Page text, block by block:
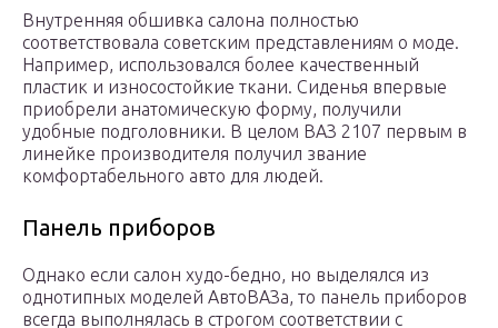
Внутренняя обшивка салона полностью
соответствовала советским представлениям о моде.
Например, использовался более качественный
пластик и износостойкие ткани. Сиденья впервые
приобрели анатомическую форму, получили
удобные подголовники. В целом ВАЗ 2107 первым в
линейке производителя получил звание
комфортабельного авто для людей.
Панель приборов
Однако если салон худо-бедно, но выделялся из
однотипных моделей АвтоВАЗа, то панель приборов
всегда выполнялась в строгом соответствии с